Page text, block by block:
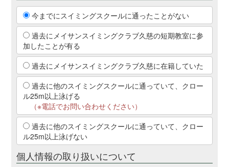
今までにスイミングスクールに通ったことがない
過去にメイサンスイミングクラブ久慈の短期教室に参
加したことが有る
過去にメイサンスイミングクラブ久慈に在籍していた
過去に他のスイミングスクールに通っていて、クロー
ル25m以上泳げる
（※電話でお問い合わせください）
過去に他のスイミングスクールに通っていて、クロー
ル25m以上泳げない
個人情報の取り扱いについて